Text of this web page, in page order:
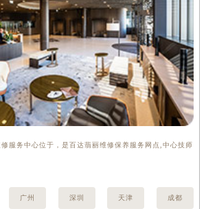
服务中心位于，是百达翡丽维修保养服务网点,中心技师
广州 深圳 天津 成都